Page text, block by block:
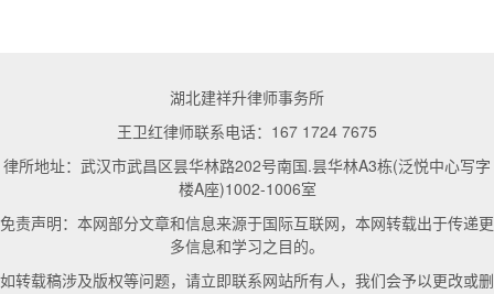
湖北建祥升律师事务所
王卫红律师联系电话：167 1724 7675
律所地址：武汉市武昌区昙华林路202号南国.昙华林A3栋(泛悦中心写字
楼A座)1002-1006室
免责声明：本网部分文章和信息来源于国际互联网，本网转载出于传递更
多信息和学习之目的。
如转载稿涉及版权等问题，请立即联系网站所有人，我们会予以更改或删